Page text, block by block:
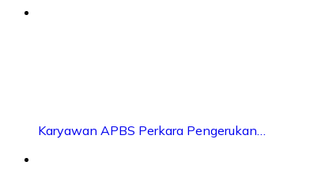
Karyawan APBS Perkara Pengerukan…